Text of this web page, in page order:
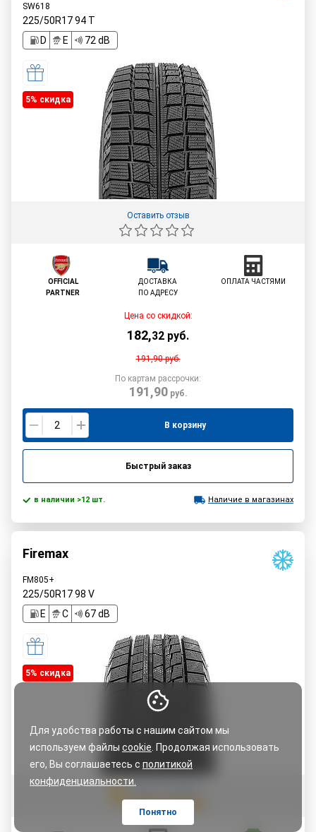
Для удобства работы с нашим сайтом мы
используем файлы cookie . Продолжая использовать
его, Вы соглашаетесь с политикой
конфиденциальности.
Понятно
SW618
225/50R1794 T
D
E 72 dB
5% cкидка
Оставить отзыв
OFFICIAL
PARTNER
ДОСТАВКА
ПО АДРЕСУ
ОПЛАТА ЧАСТЯМИ
Цена со скидкой:
182,32 руб.
191,90руб.
По картам рассрочки:
191,90руб.
В корзину
Быстрый заказ
в наличии >12 шт. Наличие в магазинах
Firemax
FM805+
225/50R1798 V
E
C 67 dB
5% cкидка
5 Читать 5 отзывов